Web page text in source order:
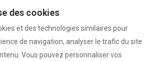
des cookies
et des technologies similaires pour
de navigation, analyser le trafic du site
Vous pouvez personnaliser vos